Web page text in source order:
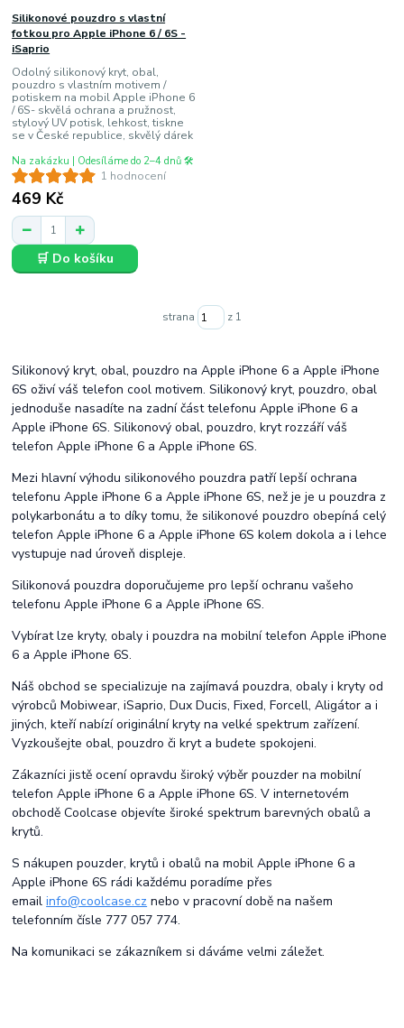
1 hodnocení
Silikonové pouzdro s vlastní
fotkou pro Apple iPhone 6 / 6S -
iSaprio
Odolný silikonový kryt, obal,
pouzdro s vlastním motivem /
potiskem na mobil Apple iPhone 6
/ 6S- skvělá ochrana a pružnost,
stylový UV potisk, lehkost, tiskne
se v České republice, skvělý dárek
469 Kč
Na zakázku | Odesíláme do 2–4 dnů 🛠️
🛒 Do košíku
strana z 1
Silikonový kryt, obal, pouzdro na Apple iPhone 6 a Apple iPhone
6S oživí váš telefon cool motivem. Silikonový kryt, pouzdro, obal
jednoduše nasadíte na zadní část telefonu Apple iPhone 6 a
Apple iPhone 6S. Silikonový obal, pouzdro, kryt rozzáří váš
telefon Apple iPhone 6 a Apple iPhone 6S.
Mezi hlavní výhodu silikonového pouzdra patří lepší ochrana
telefonu Apple iPhone 6 a Apple iPhone 6S, než je je u pouzdra z
polykarbonátu a to díky tomu, že silikonové pouzdro obepíná celý
telefon Apple iPhone 6 a Apple iPhone 6S kolem dokola a i lehce
vystupuje nad úroveň displeje.
Silikonová pouzdra doporučujeme pro lepší ochranu vašeho
telefonu Apple iPhone 6 a Apple iPhone 6S.
Vybírat lze kryty, obaly i pouzdra na mobilní telefon Apple iPhone
6 a Apple iPhone 6S.
Náš obchod se specializuje na zajímavá pouzdra, obaly i kryty od
výrobců Mobiwear, iSaprio, Dux Ducis, Fixed, Forcell, Aligátor a i
jiných, kteří nabízí originální kryty na velké spektrum zařízení.
Vyzkoušejte obal, pouzdro či kryt a budete spokojeni.
Zákazníci jistě ocení opravdu široký výběr pouzder na mobilní
telefon Apple iPhone 6 a Apple iPhone 6S. V internetovém
obchodě Coolcase objevíte široké spektrum barevných obalů a
krytů.
S nákupen pouzder, krytů i obalů na mobil Apple iPhone 6 a
Apple iPhone 6S rádi každému poradíme přes
emailinfo@coolcase.cz nebo v pracovní době na našem
telefonním čísle 777 057 774.
Na komunikaci se zákazníkem si dáváme velmi záležet.